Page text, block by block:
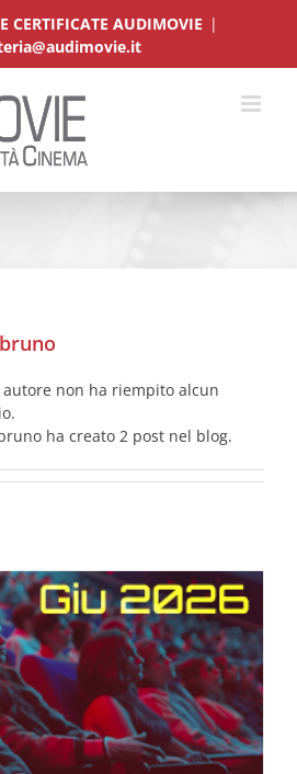
CERTIFICATE AUDIMOVIE |
bruno
autore non ha riempito alcun
ha creato 2 post nel blog.
AUDIMOVIE Il Profilo degli
Cinematografiche \ GIUGNO 2026
Pubblicità Cinema Il Profilo degli
Sale Cinematografiche